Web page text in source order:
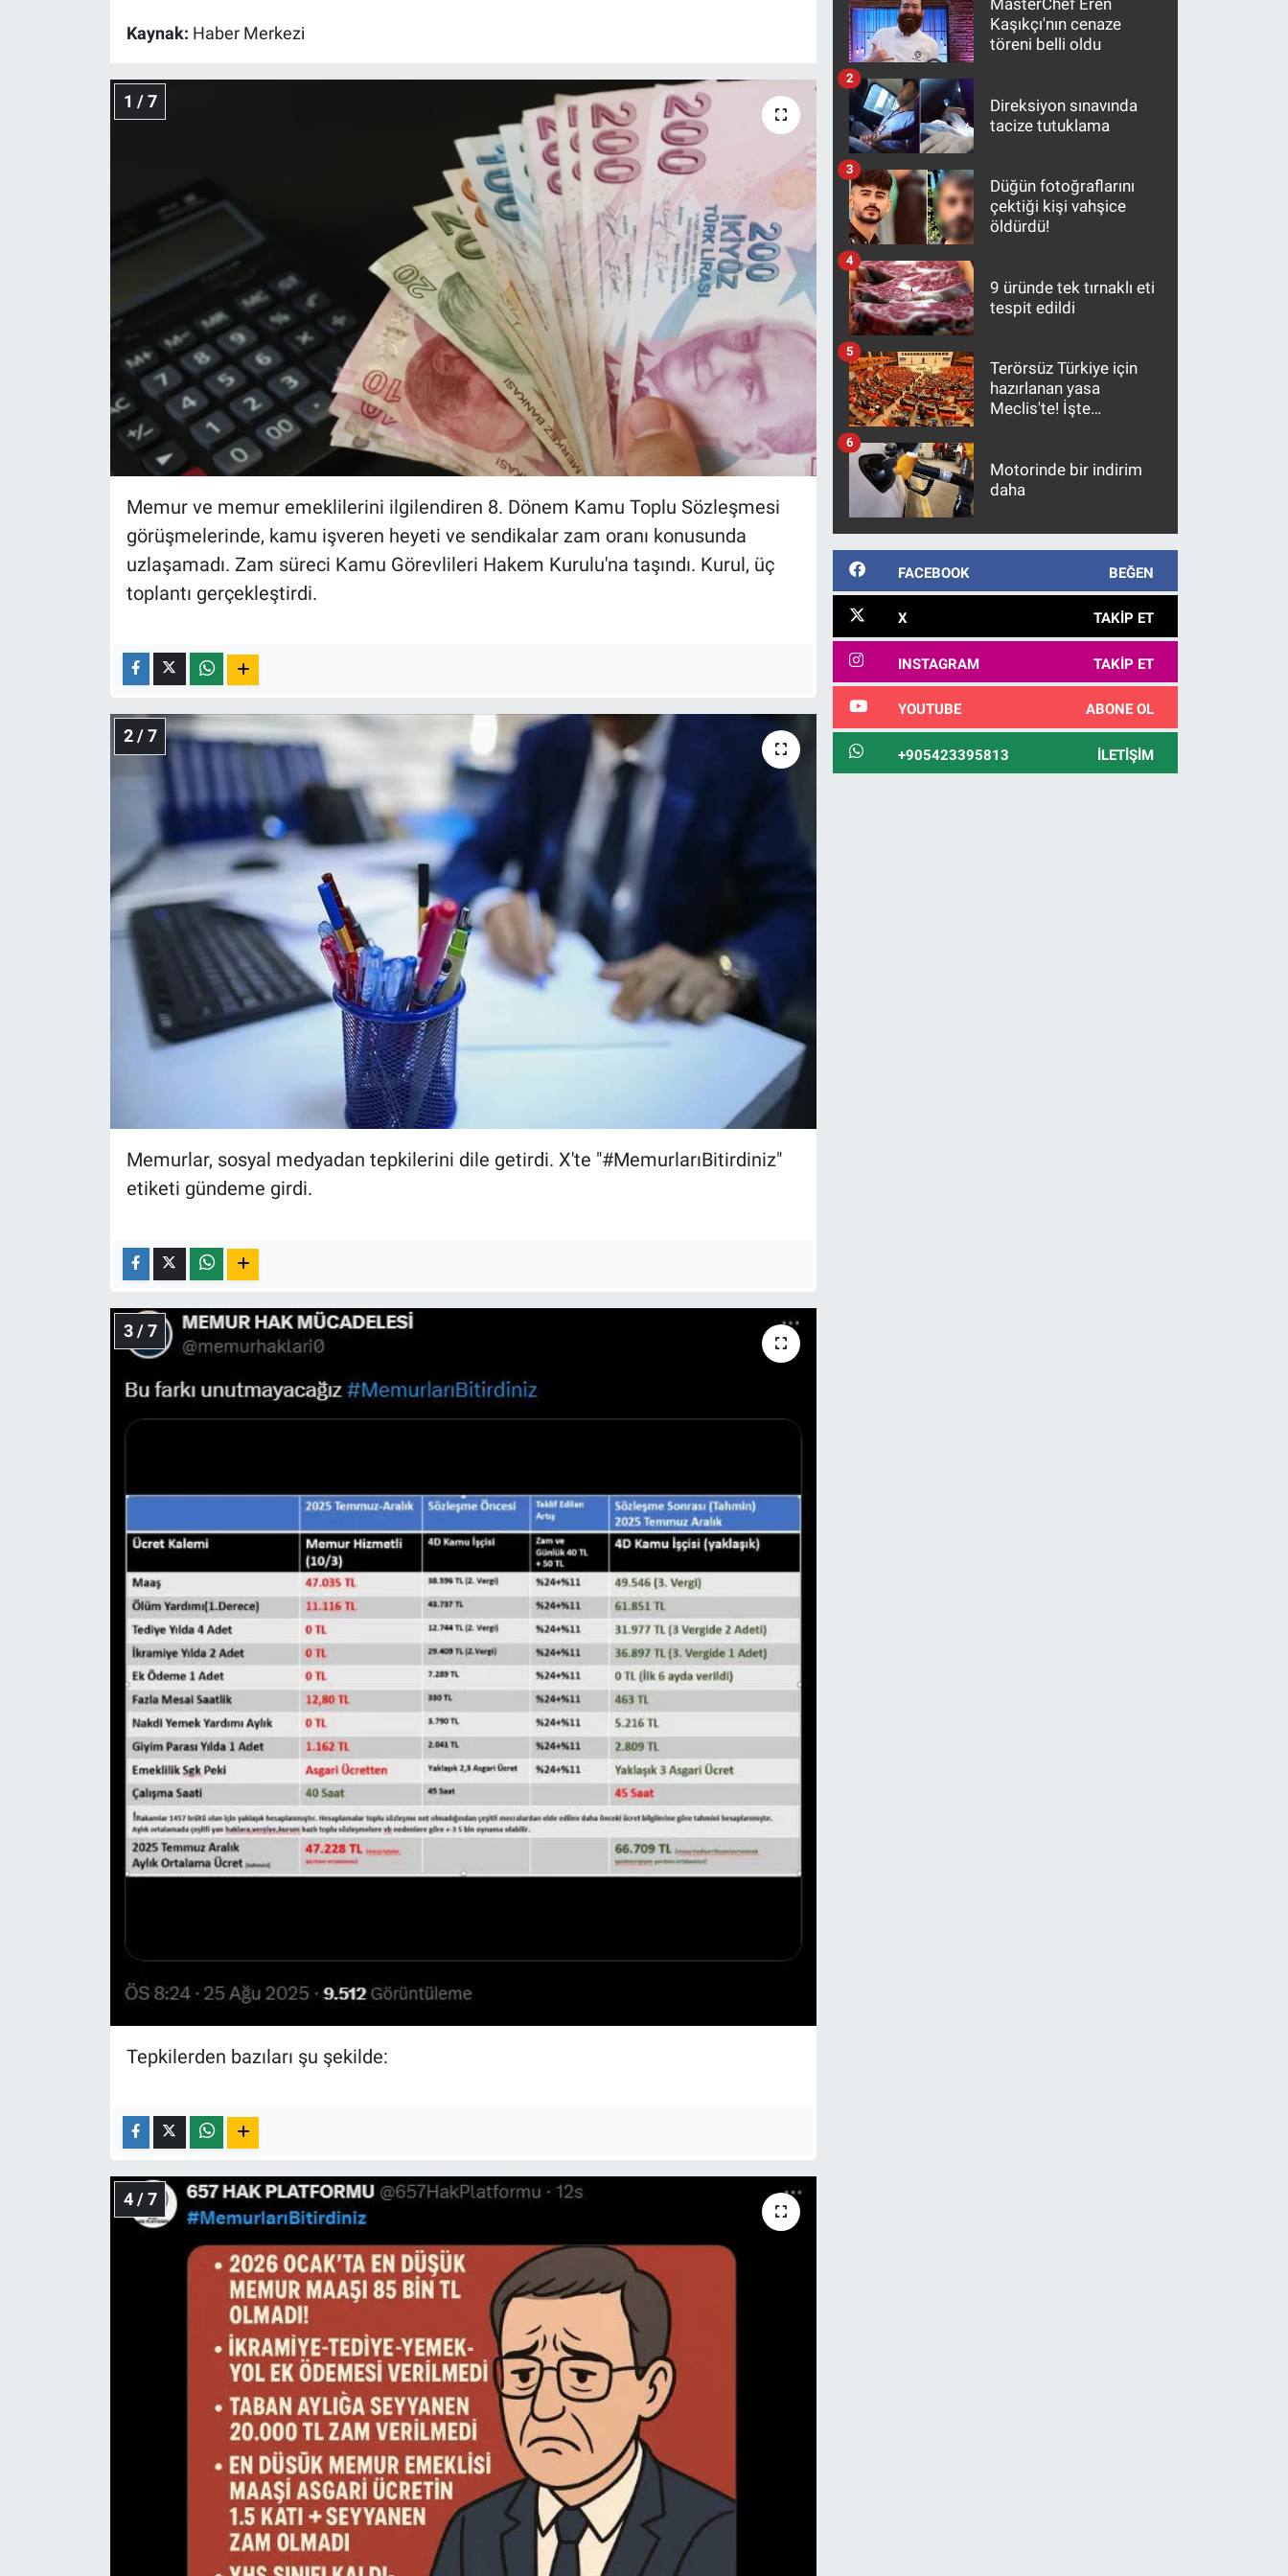
Kaynak: Haber Merkezi
1 / 7
Memur ve memur emeklilerini ilgilendiren 8. Dönem Kamu Toplu Sözleşmesi
görüşmelerinde, kamu işveren heyeti ve sendikalar zam oranı konusunda
uzlaşamadı. Zam süreci Kamu Görevlileri Hakem Kurulu'na taşındı. Kurul, üç
toplantı gerçekleştirdi.
2 / 7
Memurlar, sosyal medyadan tepkilerini dile getirdi. X'te "#MemurlarıBitirdiniz"
etiketi gündeme girdi.
3 / 7
Tepkilerden bazıları şu şekilde:
4 / 7
MasterChef Eren
Kaşıkçı'nın cenaze
töreni belli oldu
Direksiyon sınavında
tacize tutuklama
2
Düğün fotoğraflarını
çektiği kişi vahşice
öldürdü!
3
9 üründe tek tırnaklı eti
tespit edildi
4
Terörsüz Türkiye için
hazırlanan yasa
Meclis'te! İşte
5
Motorinde bir indirim
daha
6
FACEBOOK BEĞEN
X TAKIP ET
INSTAGRAM TAKIP ET
YOUTUBE ABONE OL
+905423395813 İLETIŞIM
Gündem Özel
Günün görüntüsü
Ne demişti
Programlar
Teknoloji
Türkiye'nin Geleceği
Türkiye'nin Gündemi
Yerel Yaşam
Canlı Yayın